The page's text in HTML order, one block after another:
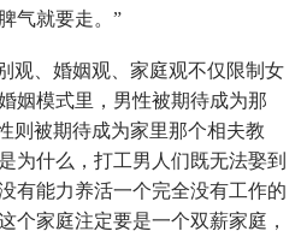
气就要走。”
观、婚姻观、家庭观不仅限制女
姻模式里，男性被期待成为那
则被期待成为家里那个相夫教
为什么，打工男人们既无法娶到
有能力养活一个完全没有工作的
个家庭注定要是一个双薪家庭，